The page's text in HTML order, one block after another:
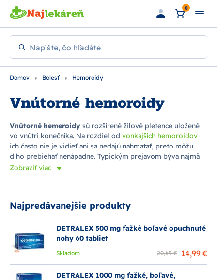
Preskočiť na hlavný obsah 0
Napíšte, čo hľadáte
Domov Bolesť Hemoroidy
Vnútorné hemoroidy
Vnútorné hemeroidy sú rozšírené žilové pletence uložené
vo vnútri konečníka. Na rozdiel od vonkajších hemoroidov
ich často nie je vidieť ani sa nedajú nahmatať, preto môžu
dlho prebiehať nenápadne. Typickým prejavom býva najmä
jasne červená krv
Tento problém sa častejšie objavuje u ľudí so sedavým
zamestnaním, pri dlhodobom státí, zápche, nesprávnej
Vnútorné hemeroidy nie sú hanbou, ale netreba ich
podceňovať. Najmä krvácanie z konečníka
dôvodom na zvýšenú pozornosť, pretože nemusí vždy
súvisieť iba s hemoroidmi.
Zobraziť viac
Najpredávanejšie produkty
DETRALEX 500 mg ťažké boľavé opuchnuté
nohy 60 tabliet
Skladom 20,69 € 14,99 €
DETRALEX 1000 mg ťažké, boľavé,